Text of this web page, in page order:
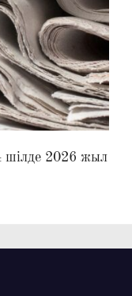
2026 жыл